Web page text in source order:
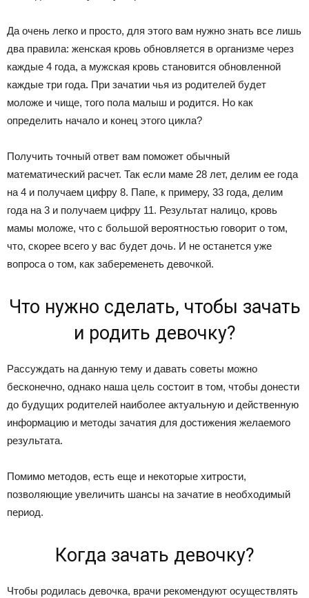
Да очень легко и просто, для этого вам нужно знать все лишь
два правила: женская кровь обновляется в организме через
каждые 4 года, а мужская кровь становится обновленной
каждые три года. При зачатии чья из родителей будет
моложе и чище, того пола малыш и родится. Но как
определить начало и конец этого цикла?
Получить точный ответ вам поможет обычный
математический расчет. Так если маме 28 лет, делим ее года
на 4 и получаем цифру 8. Папе, к примеру, 33 года, делим
года на 3 и получаем цифру 11. Результат налицо, кровь
мамы моложе, что с большой вероятностью говорит о том,
что, скорее всего у вас будет дочь. И не останется уже
вопроса о том, как забеременеть девочкой.
Что нужно сделать, чтобы зачать
и родить девочку?
Рассуждать на данную тему и давать советы можно
бесконечно, однако наша цель состоит в том, чтобы донести
до будущих родителей наиболее актуальную и действенную
информацию и методы зачатия для достижения желаемого
результата.
Помимо методов, есть еще и некоторые хитрости,
позволяющие увеличить шансы на зачатие в необходимый
период.
Когда зачать девочку?
Чтобы родилась девочка, врачи рекомендуют осуществлять